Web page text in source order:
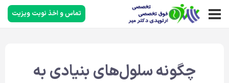
تماس و اخذ نوبت ویزیت
چگونه سلول‌های بنیادی به